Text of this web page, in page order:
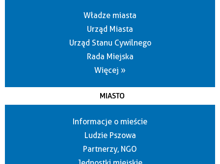
Władze miasta
Urząd Miasta
Urząd Stanu Cywilnego
Rada Miejska
Więcej »
MIASTO
Informacje o mieście
Ludzie Pszowa
Partnerzy, NGO